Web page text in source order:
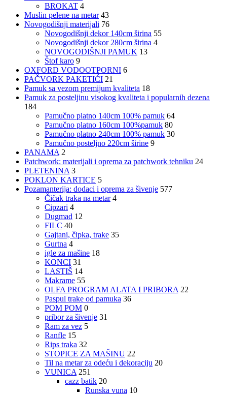
BROKAT 4
Muslin pelene na metar 43
Novogodišnji materijali 76
Novogodišnji dekor 140cm širina 55
Novogodišnji dekor 280cm širina 4
NOVOGODIŠNJI PAMUK 13
Štof karo 9
OXFORD VODOOTPORNI 6
PAČVORK PAKETIĆI 21
Pamuk sa vezom premijum kvaliteta 18
Pamuk za posteljinu visokog kvaliteta i popularnih dezena
184
Pamučno platno 140cm 100% pamuk 64
Pamučno platno 160cm 100%pamuk 80
Pamučno platno 240cm 100% pamuk 30
Pamučno posteljno 220cm širine 9
PANAMA 2
Patchwork: materijali i oprema za patchwork tehniku 24
PLETENINA 3
POKLON KARTICE 5
Pozamanterija: dodaci i oprema za šivenje 577
Čičak traka na metar 4
Cipzari 4
Dugmad 12
FILC 40
Gajtani, čipka, trake 35
Gurtna 4
igle za mašine 18
KONCI 31
LASTIŠ 14
Makrame 55
OLFA PROGRAM ALATA I PRIBORA 22
Paspul trake od pamuka 36
POM POM 0
pribor za šivenje 31
Ram za vez 5
Ranfle 15
Rips traka 32
STOPICE ZA MAŠINU 22
Til na metar za odeću i dekoraciju 20
VUNICA 251
cazz batik 20
Runska vuna 10